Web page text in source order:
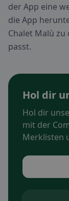
der App eine
die App
Chalet Malù
passt.
Hol dir
Hol dir
mit der
Merklisten